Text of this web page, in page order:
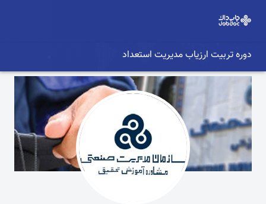
دوره تربیت ارزیاب مدیریت استعداد